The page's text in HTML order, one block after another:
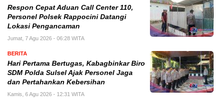
Respon Cepat Aduan Call Center 110,
Personel Polsek Rappocini Datangi
Lokasi Pengancaman
Jumat, 7 Agu 2026 - 06:28 WITA
BERITA
Hari Pertama Bertugas, Kabagbinkar Biro
SDM Polda Sulsel Ajak Personel Jaga
dan Pertahankan Kebersihan
Kamis, 6 Agu 2026 - 12:31 WITA